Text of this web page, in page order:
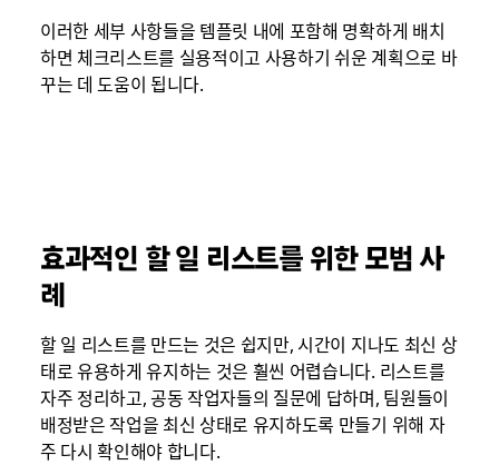
이러한 세부 사항들을 템플릿 내에 포함해 명확하게 배치
하면 체크리스트를 실용적이고 사용하기 쉬운 계획으로 바
꾸는 데 도움이 됩니다.
효과적인 할 일 리스트를 위한 모범 사
례
할 일 리스트를 만드는 것은 쉽지만, 시간이 지나도 최신 상
태로 유용하게 유지하는 것은 훨씬 어렵습니다. 리스트를
자주 정리하고, 공동 작업자들의 질문에 답하며, 팀원들이
배정받은 작업을 최신 상태로 유지하도록 만들기 위해 자
주 다시 확인해야 합니다.